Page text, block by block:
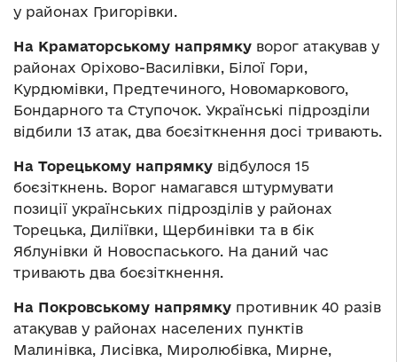
у районах Григорівки.
На Краматорському напрямку ворог атакував у
районах Оріхово-Василівки, Білої Гори,
Курдюмівки, Предтечиного, Новомаркового,
Бондарного та Ступочок. Українські підрозділи
відбили 13 атак, два боєзіткнення досі тривають.
На Торецькому напрямку відбулося 15
боєзіткнень. Ворог намагався штурмувати
позиції українських підрозділів у районах
Торецька, Диліївки, Щербинівки та в бік
Яблунівки й Новоспаського. На даний час
тривають два боєзіткнення.
На Покровському напрямку противник 40 разів
атакував у районах населених пунктів
Малинівка, Лисівка, Миролюбівка, Мирне,